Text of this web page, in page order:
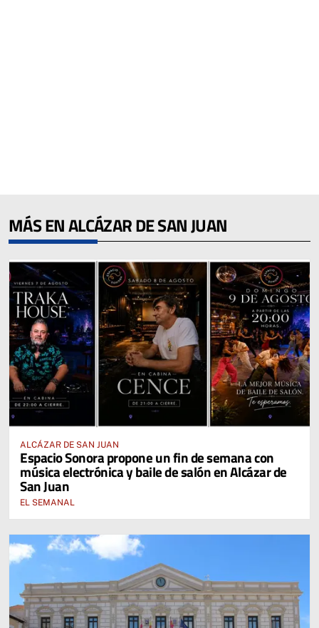
MÁS EN ALCÁZAR DE SAN JUAN
ALCÁZAR DE SAN JUAN
Espacio Sonora propone un fin de semana con
música electrónica y baile de salón en Alcázar de
San Juan
EL SEMANAL